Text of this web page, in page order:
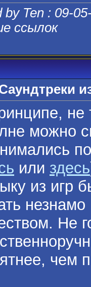
by Ten : 09-
ссылок
не
можно
или здесь
из игр
Не
чем